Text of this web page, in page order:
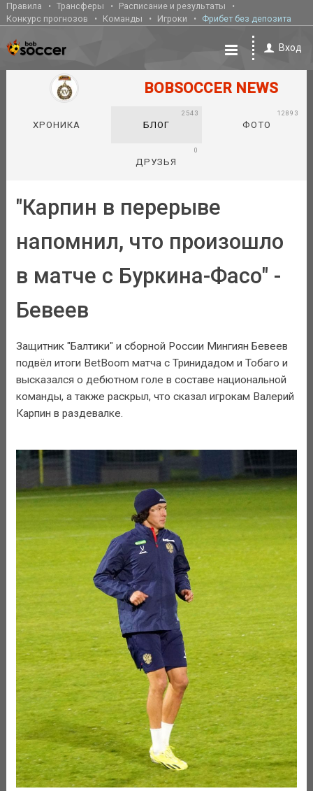
Правила Трансферы
Расписание и результаты
Конкурс прогнозов
Команды Игроки Фрибет без депозита
Вход
BOBSOCCER NEWS
ХРОНИКА БЛОГ
2543
ФОТО
12893
ДРУЗЬЯ
0
"Карпин в перерыве
напомнил, что произошло
в матче с Буркина-Фасо" -
Бевеев
Защитник "Балтики" и сборной России Мингиян Бевеев
подвёл итоги BetBoom матча с Тринидадом и Тобаго и
высказался о дебютном голе в составе национальной
команды, а также раскрыл, что сказал игрокам Валерий
Карпин в раздевалке.